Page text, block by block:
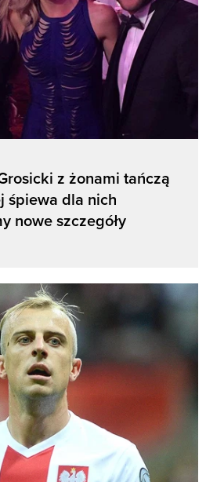
z żonami tańczą
śpiewa dla nich
nowe szczegóły